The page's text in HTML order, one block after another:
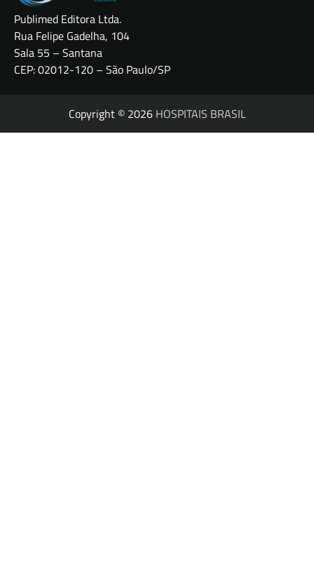
Publimed Editora Ltda.
Rua Felipe Gadelha, 104
Sala 55 – Santana
CEP: 02012-120 – São Paulo/SP
Copyright © 2026 HOSPITAIS BRASIL